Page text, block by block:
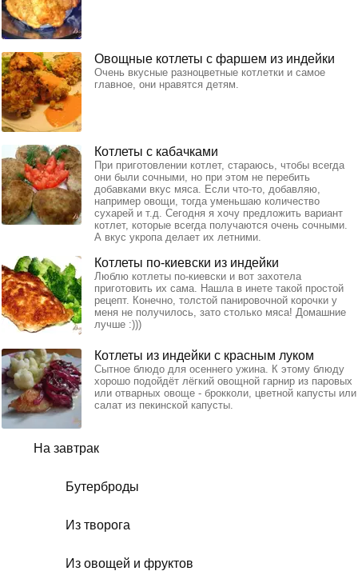
На завтрак
Бутерброды
Из творога
Из овощей и фруктов
Овощные котлеты с фаршем из индейки
Очень вкусные разноцветные котлетки и самое
главное, они нравятся детям.
Котлеты с кабачками
При приготовлении котлет, стараюсь, чтобы всегда
они были сочными, но при этом не перебить
добавками вкус мяса. Если что-то, добавляю,
например овощи, тогда уменьшаю количество
сухарей и т.д. Сегодня я хочу предложить вариант
котлет, которые всегда получаются очень сочными.
А вкус укропа делает их летними.
Котлеты по-киевски из индейки
Люблю котлеты по-киевски и вот захотела
приготовить их сама. Нашла в инете такой простой
рецепт. Конечно, толстой панировочной корочки у
меня не получилось, зато столько мяса! Домашние
лучше :)))
Котлеты из индейки с красным луком
Сытное блюдо для осеннего ужина. К этому блюду
хорошо подойдёт лёгкий овощной гарнир из паровых
или отварных овоще - брокколи, цветной капусты или
салат из пекинской капусты.